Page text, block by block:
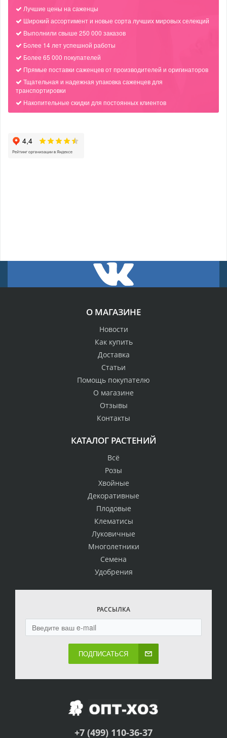
Лучшие цены на саженцы
Широкий ассортимент и новые сорта лучших мировых селекций
Выполнили свыше 250 000 заказов
Более 14 лет успешной работы
Более 65 000 покупателей
Прямые поставки саженцев от производителей и оригинаторов
Тщательная и надежная упаковка саженцев для
транспортировки
Накопительные скидки для постоянных клиентов
О МАГАЗИНЕ
Новости
Как купить
Доставка
Статьи
Помощь покупателю
О магазине
Отзывы
Контакты
КАТАЛОГ РАСТЕНИЙ
Всё
Розы
Хвойные
Декоративные
Плодовые
Клематисы
Луковичные
Многолетники
Семена
Удобрения
РАССЫЛКА
ПОДПИСАТЬСЯ
+7 (499) 110-36-37